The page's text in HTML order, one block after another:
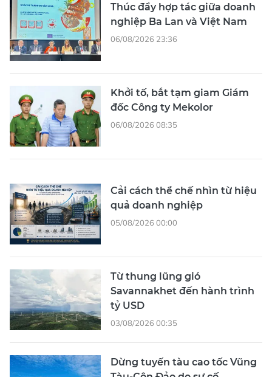
Thúc đẩy hợp tác giữa doanh
nghiệp Ba Lan và Việt Nam
06/08/2026 23:36
Khởi tố, bắt tạm giam Giám
đốc Công ty Mekolor
06/08/2026 08:35
Cải cách thể chế nhìn từ hiệu
quả doanh nghiệp
05/08/2026 00:00
Từ thung lũng gió
Savannakhet đến hành trình
tỷ USD
03/08/2026 00:35
Dừng tuyến tàu cao tốc Vũng